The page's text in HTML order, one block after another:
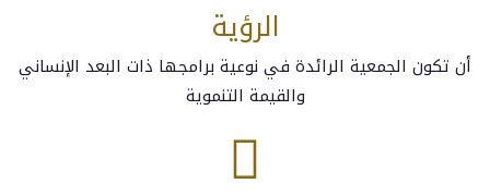
الرؤية
أن تكون الجمعية الرائدة في نوعية برامجها ذات البعد الإنساني
والقيمة التنموية​